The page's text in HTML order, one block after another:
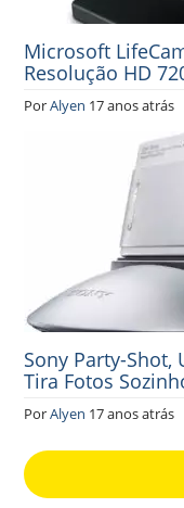
Microsoft
Resolução HD
PorAlyen 17 anos atrás
Sony Party-
Tira Fotos
PorAlyen 17 anos atrás